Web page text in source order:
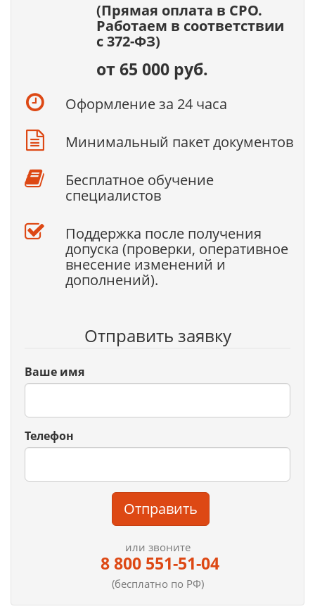
(Прямая оплата в СРО.
Работаем в соответствии
с 372-ФЗ)
от 65 000 руб.
Оформление за 24 часа
Минимальный пакет документов
Бесплатное обучение
специалистов
Поддержка после получения
допуска (проверки, оперативное
внесение изменений и
дополнений).
Отправить заявку
Ваше имя
Телефон
Отправить
или звоните
8 800 551-51-04
(бесплатно по РФ)